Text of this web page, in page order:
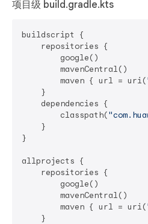
项目级 build.gradle.kts
buildscript {
    repositories {
        google()
        mavenCentral()
        maven { url = uri(
    }
    dependencies {
        classpath(
    }
}
allprojects {
    repositories {
        google()
        mavenCentral()
        maven { url = uri(
    }